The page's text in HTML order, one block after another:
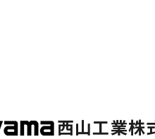
西山工業株